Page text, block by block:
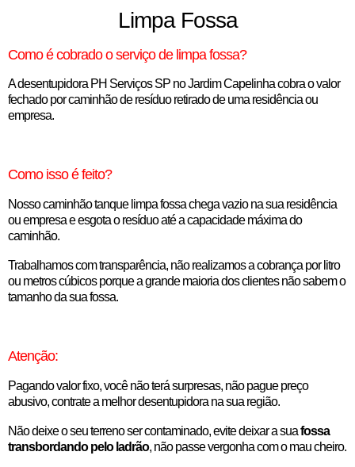
Limpa Fossa
Como é cobrado o serviço de limpa fossa?
A desentupidora PH Serviços SP no Jardim Capelinha cobra o valor
fechado por caminhão de resíduo retirado de uma residência ou
empresa.
Como isso é feito?
Nosso caminhão tanque limpa fossa chega vazio na sua residência
ou empresa e esgota o resíduo até a capacidade máxima do
caminhão.
Trabalhamos com transparência, não realizamos a cobrança por litro
ou metros cúbicos porque a grande maioria dos clientes não sabem o
tamanho da sua fossa.
Atenção:
Pagando valor fixo, você não terá surpresas, não pague preço
abusivo, contrate a melhor desentupidora na sua região.
Não deixe o seu terreno ser contaminado, evite deixar a suafossa
transbordando pelo ladrão, não passe vergonha com o mau cheiro.